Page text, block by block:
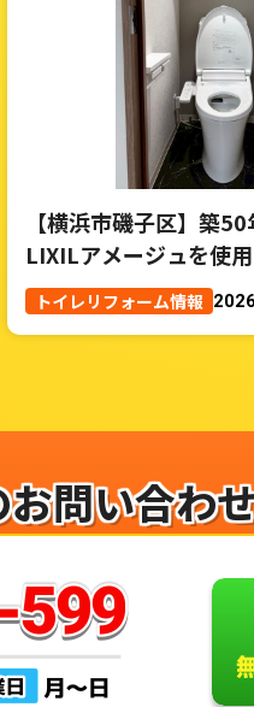
【横浜市磯子区】築
LIXILアメージュを使
ォーム事例
トイレリフォーム情報
問い合わ